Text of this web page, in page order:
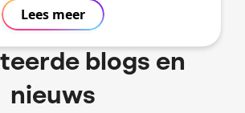
Lees meer
blogs en
nieuws